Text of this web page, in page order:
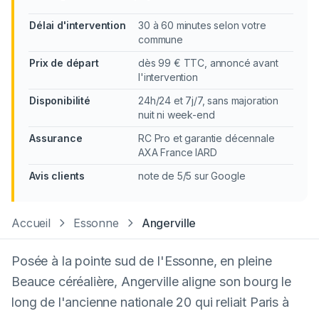
Délai d'intervention
30 à 60 minutes selon votre
commune
Prix de départ
dès 99 € TTC, annoncé avant
l'intervention
Disponibilité
24h/24 et 7j/7, sans majoration
nuit ni week-end
Assurance
RC Pro et garantie décennale
AXA France IARD
Avis clients
note de 5/5 sur Google
Accueil Essonne Angerville
Posée à la pointe sud de l'Essonne, en pleine
Beauce céréalière, Angerville aligne son bourg le
long de l'ancienne nationale 20 qui reliait Paris à